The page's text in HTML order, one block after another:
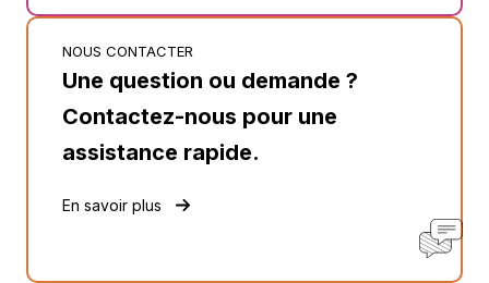
NOUS CONTACTER
Une question ou demande ?
Contactez-nous pour une
assistance rapide.
En savoir plus